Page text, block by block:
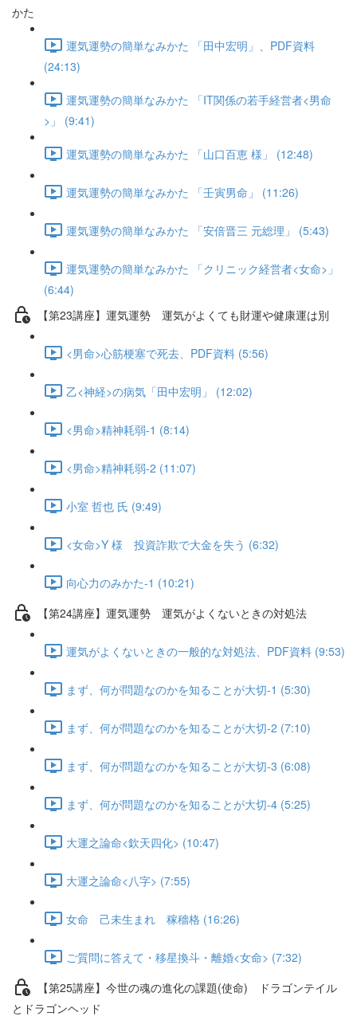
かた
運気運勢の簡単なみかた 「田中宏明」、PDF資料
(24:13)
運気運勢の簡単なみかた 「IT関係の若手経営者<男命
>」 (9:41)
運気運勢の簡単なみかた 「山口百恵 様」 (12:48)
運気運勢の簡単なみかた 「壬寅男命」 (11:26)
運気運勢の簡単なみかた 「安倍晋三 元総理」 (5:43)
運気運勢の簡単なみかた 「クリニック経営者<女命>」
(6:44)
【第23講座】運気運勢 運気がよくても財運や健康運は別
<男命>心筋梗塞で死去、PDF資料 (5:56)
乙<神経>の病気「田中宏明」 (12:02)
<男命>精神耗弱-1 (8:14)
<男命>精神耗弱-2 (11:07)
小室 哲也 氏 (9:49)
<女命>Y 様 投資詐欺で大金を失う (6:32)
向心力のみかた-1 (10:21)
【第24講座】運気運勢 運気がよくないときの対処法
運気がよくないときの一般的な対処法、PDF資料 (9:53)
まず、何が問題なのかを知ることが大切-1 (5:30)
まず、何が問題なのかを知ることが大切-2 (7:10)
まず、何が問題なのかを知ることが大切-3 (6:08)
まず、何が問題なのかを知ることが大切-4 (5:25)
大運之論命<欽天四化> (10:47)
大運之論命<八字> (7:55)
女命 己未生まれ 稼穡格 (16:26)
ご質問に答えて・移星換斗・離婚<女命> (7:32)
【第25講座】今世の魂の進化の課題(使命) ドラゴンテイル
とドラゴンヘッド